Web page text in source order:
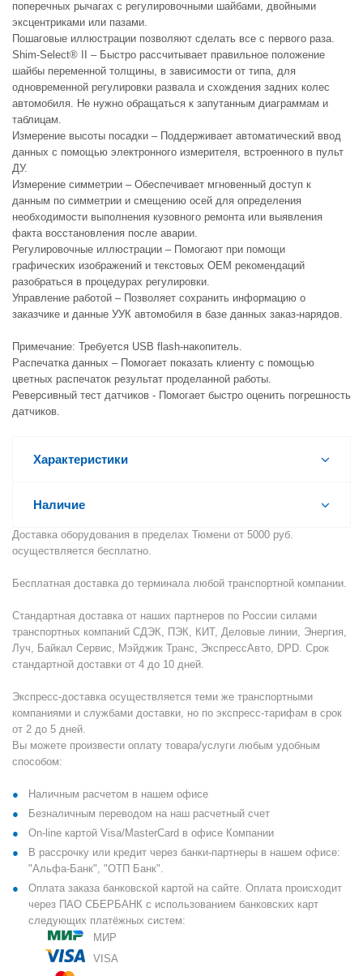
поперечных рычагах с регулировочными шайбами, двойными
эксцентриками или пазами.
Пошаговые иллюстрации позволяют сделать все с первого раза.
Shim-Select® II – Быстро рассчитывает правильное положение
шайбы переменной толщины, в зависимости от типа, для
одновременной регулировки развала и схождения задних колес
автомобиля. Не нужно обращаться к запутанным диаграммам и
таблицам.
Измерение высоты посадки – Поддерживает автоматический ввод
данных с помощью электронного измерителя, встроенного в пульт
ДУ.
Измерение симметрии – Обеспечивает мгновенный доступ к
данным по симметрии и смещению осей для определения
необходимости выполнения кузовного ремонта или выявления
факта восстановления после аварии.
Регулировочные иллюстрации – Помогают при помощи
графических изображений и текстовых OEM рекомендаций
разобраться в процедурах регулировки.
Управление работой – Позволяет сохранить информацию о
заказчике и данные УУК автомобиля в базе данных заказ-нарядов.
Примечание: Требуется USB flash-накопитель.
Распечатка данных – Помогает показать клиенту с помощью
цветных распечаток результат проделанной работы.
Реверсивный тест датчиков - Помогает быстро оценить погрешность
датчиков.
Характеристики
Наличие
Доставка оборудования в пределах Тюмени от 5000 руб.
осуществляется бесплатно.
Бесплатная доставка до терминала любой транспортной компании.
Стандартная доставка от наших партнеров по России силами
транспортных компаний СДЭК, ПЭК, КИТ, Деловые линии, Энергия,
Луч, Байкал Сервис, Мэйджик Транс, ЭкспрессАвто, DPD. Срок
стандартной доставки от 4 до 10 дней.
Экспресс-доставка осуществляется теми же транспортными
компаниями и службами доставки, но по экспресс-тарифам в срок
от 2 до 5 дней.
Вы можете произвести оплату товара/услуги любым удобным
способом:
Наличным расчетом в нашем офисе
Безналичным переводом на наш расчетный счет
On-line картой Visa/MasterCard в офисе Компании
В рассрочку или кредит через банки-партнеры в нашем офисе:
"Альфа-Банк", "ОТП Банк".
Оплата заказа банковской картой на сайте. Оплата происходит
через ПАО СБЕРБАНК с использованием банковских карт
следующих платёжных систем:
МИР
VISA